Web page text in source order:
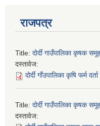
राजपत्र
Title: दोर्दी गाउँपालिका कृषक
दस्तावेज:
दोर्दी गाँउपालिका कृषि फर्म
Title: दोर्दी गाउँपालिका कृषक
दस्तावेज: